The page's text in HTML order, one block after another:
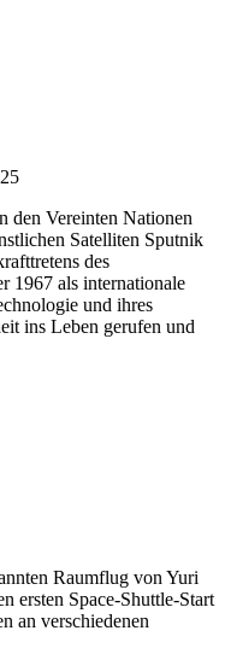
den Vereinten Nationen
Satelliten Sputnik
des
1967 als internationale
und ihres
ins Leben gerufen und
Raumflug von Yuri
ersten Space-Shuttle-Start
an verschiedenen